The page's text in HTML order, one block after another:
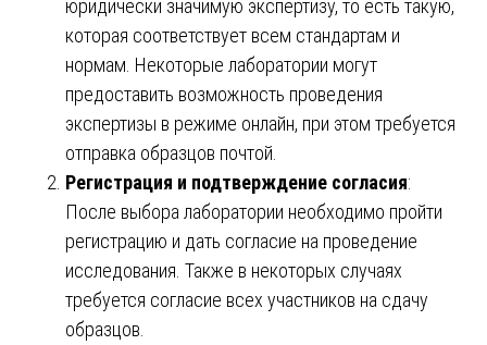
юридически значимую экспертизу, то есть такую,
которая соответствует всем стандартам и
нормам. Некоторые лаборатории могут
предоставить возможность проведения
экспертизы в режиме онлайн, при этом требуется
отправка образцов почтой.
Регистрация и подтверждение согласия:
После выбора лаборатории необходимо пройти
регистрацию и дать согласие на проведение
исследования. Также в некоторых случаях
требуется согласие всех участников на сдачу
образцов.